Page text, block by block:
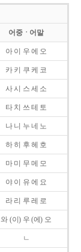
어중ㆍ어말
아 이 우 에 오
카 키 쿠 케 코
사 시 스 세 소
타 치 쓰 테 토
나 니 누 네 노
하 히 후 헤 호
마 미 무 메 모
야 이 유 에 요
라 리 루 레 로
와 (이) 우 (에) 오
ㄴ